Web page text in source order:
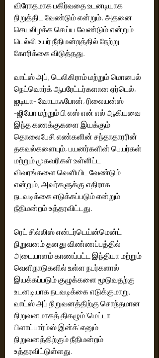
விரோதமாக பகிர்வதை உடனடியாக
நிறுத்திட வேண்டும் என்றும், அதனை
செயலிழக்க செய்ய வேண்டும் என்றும்
டெல்லி உயர் நீதிமன்றத்தில் நேற்று
கோரிக்கை விடுத்தது.
வாட்ஸ் அப், டெலிகிராம் மற்றும் மொபைல்
நெட்வொர்க் ஆபரேட்டர்களான ஏர்டெல்,
ஐடியா- வோடாஃபோன், ரிலையன்ஸ்
-ஜியோ மற்றும் பி எஸ் என் எல் ஆகியவை
இந்த கணக்குகளை இயக்கும்
தொலைபேசி எண்களின் சந்தாதாரரின்
தகவல்களையும், பயனர்களின் பெயர்கள்
மற்றும் முகவரிகள் உள்ளிட்ட
விவரங்களை வெளியிட வேண்டும்
என்றும், அவர்களுக்கு எதிராக
நடவடிக்கை எடுக்கப்படும் என்றும்
நீதிமன்றம் உத்தரவிட்டது.
ரெட் சில்லிஸ் என்டர்டெய்ன்மென்ட்
நிறுவனம் தனது விண்ணப்பத்தில்
அடையாளம் காணப்பட்ட இந்தியா மற்றும்
வெளிநாடுகளில் உள்ள நபர்களால்
இயக்கப்படும் குழுக்களை மூடுவதற்கு
உடனடியாக நடவடிக்கை எடுக்குமாறு,
வாட்ஸ் அப் நிறுவனத்திற்கு சொந்தமான
நிறுவனமாகத் திகழும் 'மெட்டா
பிளாட்பார்ம்ஸ் இன்க்' எனும்
நிறுவனத்திற்கும் நீதிமன்றம்
உத்தரவிட்டுள்ளது.